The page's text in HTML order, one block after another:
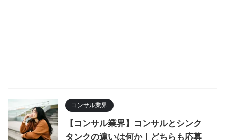
コンサル業界
【コンサル業界】コンサルとシンク
タンクの違いは何か｜どちらも応募